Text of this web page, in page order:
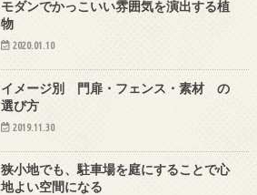
モダンでかっこいい雰囲気を演出する植
物
2020.01.10
イメージ別 門扉・フェンス・素材 の
選び方
2019.11.30
狭小地でも、駐車場を庭にすることで心
地よい空間になる